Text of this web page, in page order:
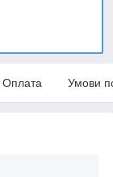
Оплата Умови